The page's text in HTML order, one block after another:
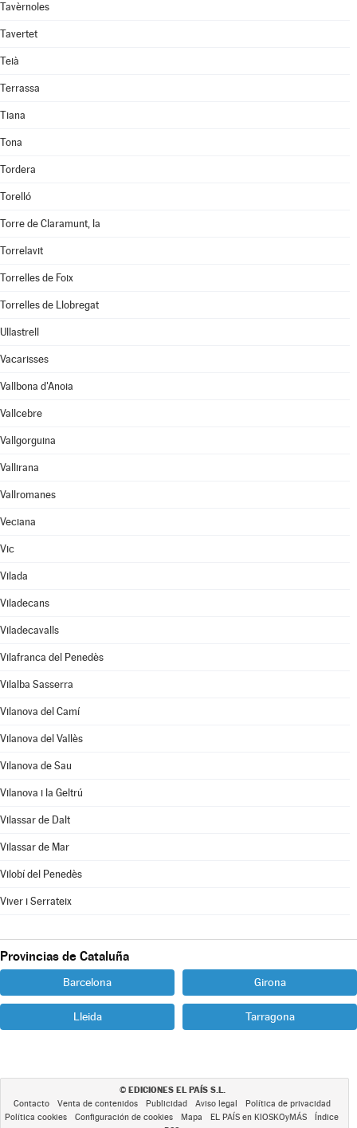
Tavèrnoles
Tavertet
Teià
Terrassa
Tiana
Tona
Tordera
Torelló
Torre de Claramunt, la
Torrelavit
Torrelles de Foix
Torrelles de Llobregat
Ullastrell
Vacarisses
Vallbona d'Anoia
Vallcebre
Vallgorguina
Vallirana
Vallromanes
Veciana
Vic
Vilada
Viladecans
Viladecavalls
Vilafranca del Penedès
Vilalba Sasserra
Vilanova del Camí
Vilanova del Vallès
Vilanova de Sau
Vilanova i la Geltrú
Vilassar de Dalt
Vilassar de Mar
Vilobí del Penedès
Viver i Serrateix
Provincias de Cataluña
Barcelona Girona
Lleida Tarragona
© EDICIONES EL PAÍS S.L.
Contacto Venta de contenidos Publicidad Aviso legal
Política de privacidad
Política cookies
Configuración de cookies Mapa EL PAÍS en KIOSKOyMÁS
Índice